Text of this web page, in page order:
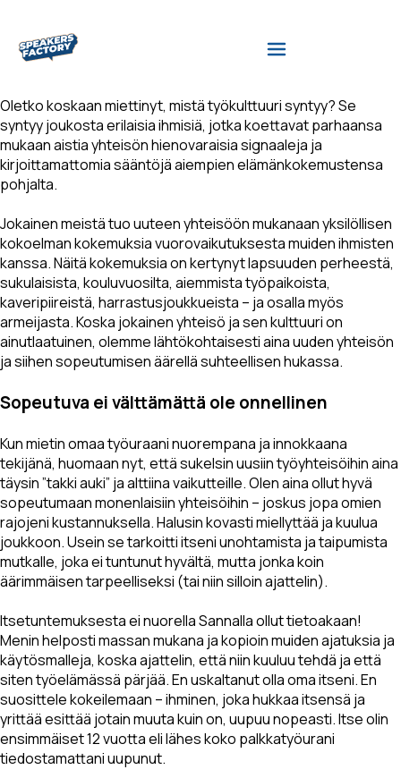
Oletko koskaan miettinyt, mistä työkulttuuri syntyy? Se
syntyy joukosta erilaisia ihmisiä, jotka koettavat parhaansa
mukaan aistia yhteisön hienovaraisia signaaleja ja
kirjoittamattomia sääntöjä aiempien elämänkokemustensa
pohjalta.
Jokainen meistä tuo uuteen yhteisöön mukanaan yksilöllisen
kokoelman kokemuksia vuorovaikutuksesta muiden ihmisten
kanssa. Näitä kokemuksia on kertynyt lapsuuden perheestä,
sukulaisista, kouluvuosilta, aiemmista työpaikoista,
kaveripiireistä, harrastusjoukkueista – ja osalla myös
armeijasta. Koska jokainen yhteisö ja sen kulttuuri on
ainutlaatuinen, olemme lähtökohtaisesti aina uuden yhteisön
ja siihen sopeutumisen äärellä suhteellisen hukassa.
Sopeutuva ei välttämättä ole onnellinen
Kun mietin omaa työuraani nuorempana ja innokkaana
tekijänä, huomaan nyt, että sukelsin uusiin työyhteisöihin aina
täysin”takki auki” ja alttiina vaikutteille. Olen aina ollut hyvä
sopeutumaan monenlaisiin yhteisöihin – joskus jopa omien
rajojeni kustannuksella. Halusin kovasti miellyttää ja kuulua
joukkoon. Usein se tarkoitti itseni unohtamista ja taipumista
mutkalle, joka ei tuntunut hyvältä, mutta jonka koin
äärimmäisen tarpeelliseksi (tai niin silloin ajattelin).
Itsetuntemuksesta ei nuorella Sannalla ollut tietoakaan!
Menin helposti massan mukana ja kopioin muiden ajatuksia ja
käytösmalleja, koska ajattelin, että niin kuuluu tehdä ja että
siten työelämässä pärjää. En uskaltanut olla oma itseni. En
suosittele kokeilemaan – ihminen, joka hukkaa itsensä ja
yrittää esittää jotain muuta kuin on, uupuu nopeasti. Itse olin
ensimmäiset 12 vuotta eli lähes koko palkkatyöurani
tiedostamattani uupunut.